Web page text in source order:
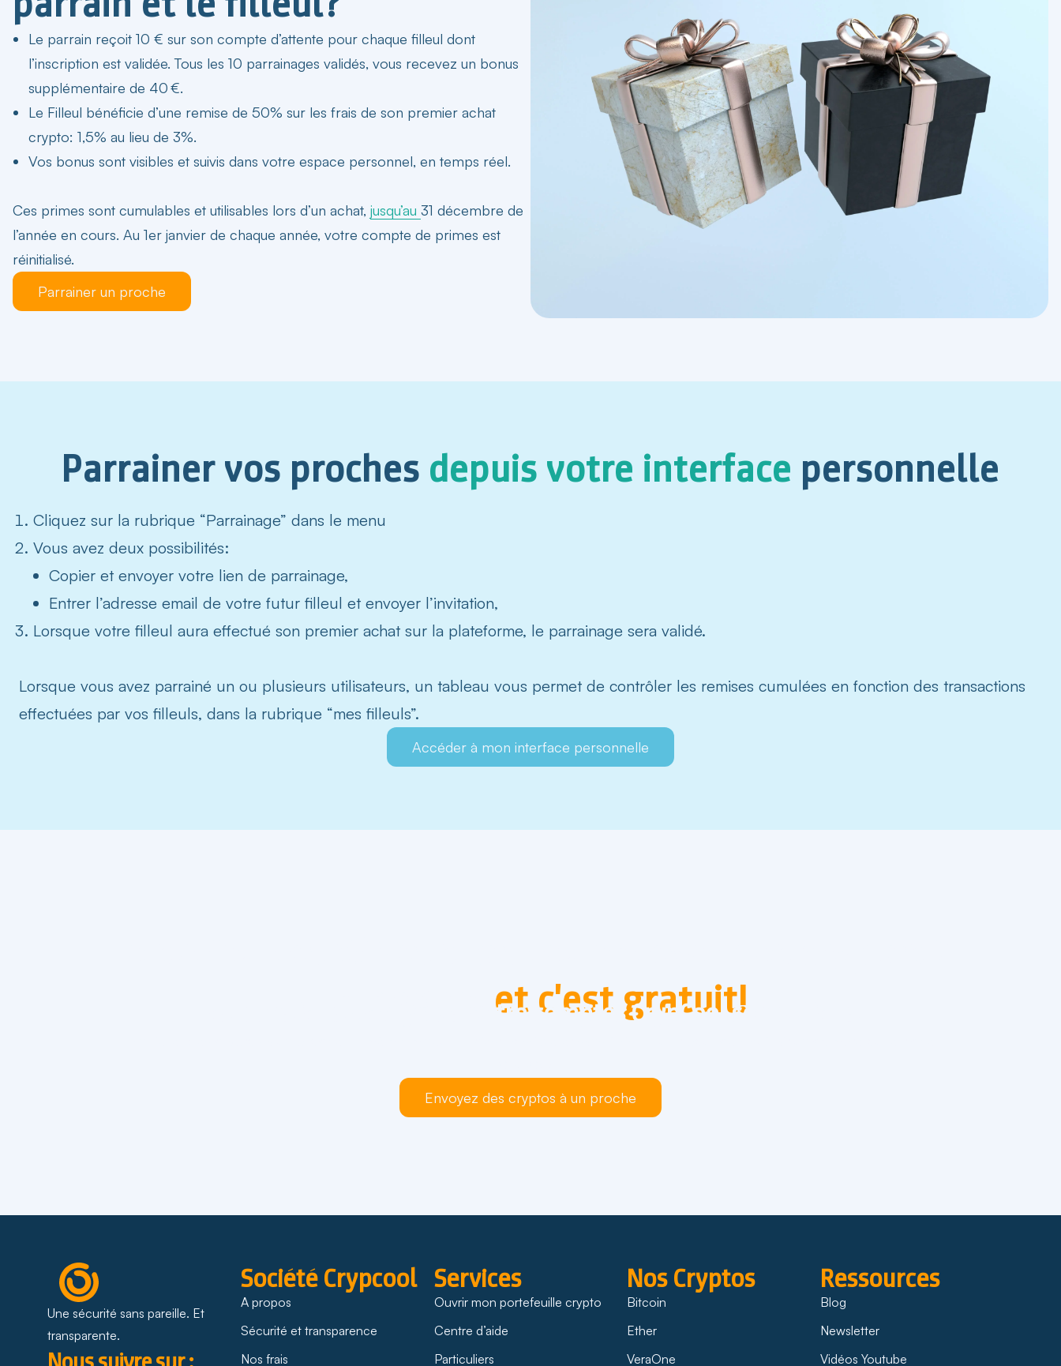
Le parrain reçoit 10 € sur son compte d’attente pour chaque filleul dont
l’inscription est validée. Tous les 10 parrainages validés, vous recevez un bonus
supplémentaire de 40 €.
Le Filleul bénéficie d’une remise de 50% sur les frais de son premier achat
crypto: 1,5% au lieu de 3%.
Vos bonus sont visibles et suivis dans votre espace personnel, en temps réel.
Ces primes sont cumulables et utilisables lors d’un achat, jusqu’au 31 décembre de
l’année en cours. Au 1er janvier de chaque année, votre compte de primes est
réinitialisé.
Parrainer un proche
Parrainer vos proches depuis votre interface personnelle
Cliquez sur la rubrique “Parrainage” dans le menu
Vous avez deux possibilités:
Copier et envoyer votre lien de parrainage,
Entrer l’adresse email de votre futur filleul et envoyer l’invitation,
Lorsque votre filleul aura effectué son premier achat sur la plateforme, le parrainage sera validé.
Lorsque vous avez parrainé un ou plusieurs utilisateurs, un tableau vous permet de contrôler les remises cumulées en fonction des transactions
effectuées par vos filleuls, dans la rubrique “mes filleuls”.
Accéder à mon interface personnelle
et c'est gratuit!
Les transferts de cryptos entre comptes CrypCool sont offerts.
Envoyez des cryptos à un proche
Une sécurité sans pareille. Et
transparente.
Société Crypcool
A propos
Sécurité et transparence
Nos frais
Services
Ouvrir mon portefeuille crypto
Centre d’aide
Particuliers
Nos Cryptos
Bitcoin
Ether
VeraOne
Ressources
Blog
Newsletter
Vidéos Youtube